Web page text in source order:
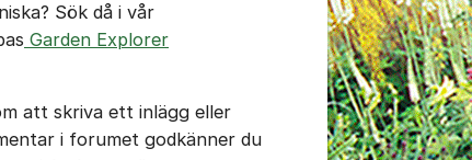
Sök då i vår
Garden Explorer
att skriva ett inlägg eller
i forumet godkänner du